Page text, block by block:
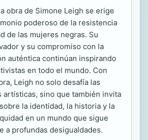
obra de Simone Leigh se erige
poderoso de la resistencia
de las mujeres negras. Su
y su compromiso con la
auténtica continúan inspirando
en todo el mundo. Con
Leigh no solo desafía las
artísticas, sino que también invita
la identidad, la historia y la
en un mundo que sigue
a profundas desigualdades.